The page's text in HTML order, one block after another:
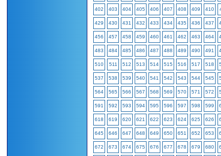
402 403 404 405 406 407 408 409 410
429 430 431 432 433 434 435 436 437
456 457 458 459 460 461 462 463 464
483 484 485 486 487 488 489 490 491
510 511 512 513 514 515 516 517 518
537 538 539 540 541 542 543 544 545
564 565 566 567 568 569 570 571 572
591 592 593 594 595 596 597 598 599
618 619 620 621 622 623 624 625 626
645 646 647 648 649 650 651 652 653
672 673 674 675 676 677 678 679 680